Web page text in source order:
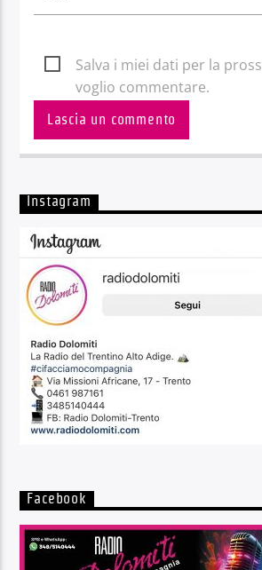
Salva i miei dati per la
voglio commentare.
Instagram
Facebook